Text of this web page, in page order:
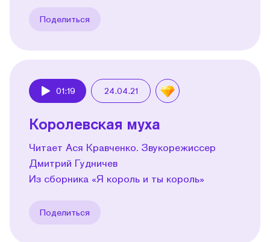
Поделиться
01:19 24.04.21
Королевская муха
Читает Ася Кравченко. Звукорежиссер
Дмитрий Гудничев
Из сборника «Я король и ты король»
Поделиться